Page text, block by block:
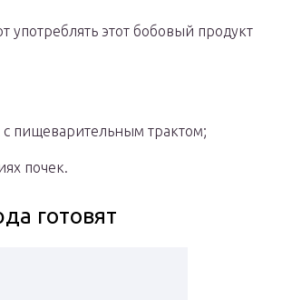
употреблять этот бобовый продукт
с пищеварительным трактом;
почек.
готовят